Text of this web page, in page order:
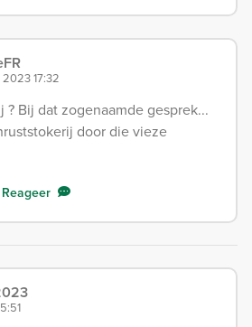
17:32
? Bij dat zogenaamde gesprek...
door die vieze
Reageer